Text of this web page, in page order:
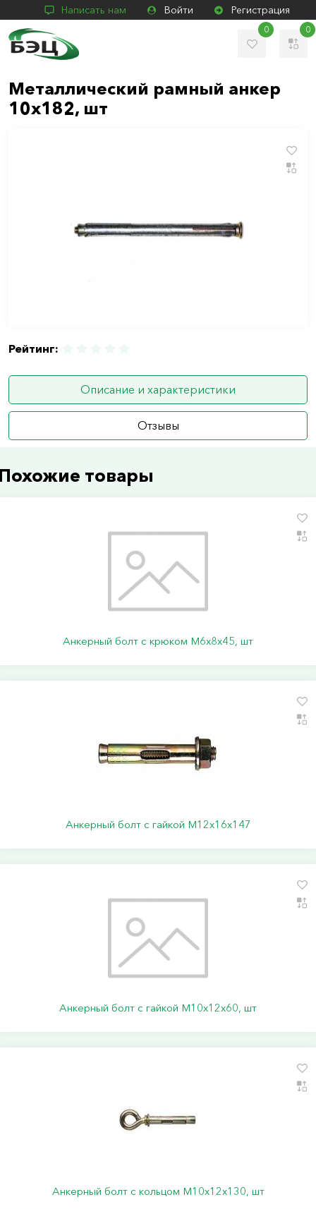
Написать нам Войти Регистрация
0 0
Металлический рамный анкер
10х182, шт
Рейтинг:
Описание и характеристики
Отзывы
товары
Анкерный болт с крюком М6х8х45, шт
Анкерный болт с гайкой М12х16х147
Анкерный болт с гайкой М10х12х60, шт
Анкерный болт с кольцом М10х12х130, шт